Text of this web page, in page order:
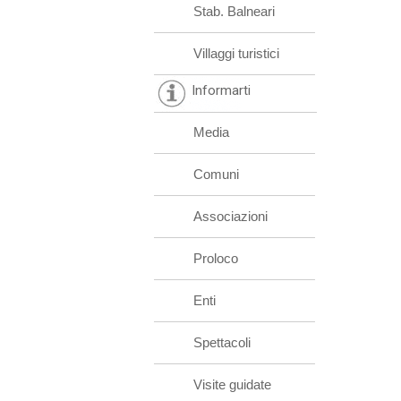
Stab. Balneari
Villaggi turistici
Informarti
Media
Comuni
Associazioni
Proloco
Enti
Spettacoli
Visite guidate